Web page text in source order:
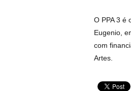
O PPA 3 é
Eugenio,
com
Artes.